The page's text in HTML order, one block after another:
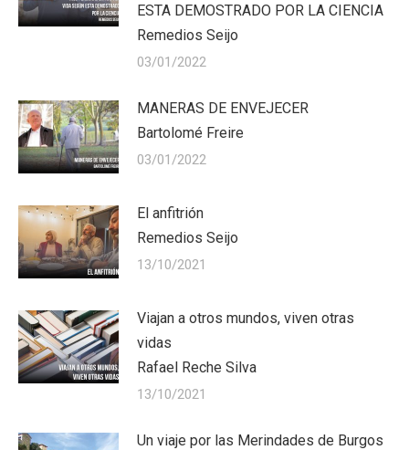
ESTA DEMOSTRADO POR LA CIENCIA
Remedios Seijo
03/01/2022
MANERAS DE ENVEJECER
Bartolomé Freire
03/01/2022
El anfitrión
Remedios Seijo
13/10/2021
Viajan a otros mundos, viven otras
vidas
Rafael Reche Silva
13/10/2021
Un viaje por las Merindades de Burgos